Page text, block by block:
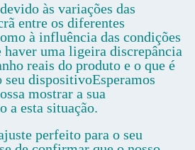
às variações das
entre os diferentes
à influência das condições
uma ligeira discrepância
reais do produto e o que é
seu dispositivoEsperamos
mostrar a sua
a esta situação.
perfeito para o seu